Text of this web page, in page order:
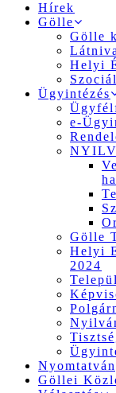
Hírek
Gölle
Gölle
Helyi
Ügyintézés
e-
Gölle
Helyi
2024
Göllei